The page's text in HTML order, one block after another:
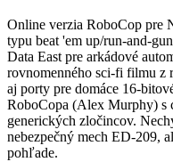
Online verzia RoboCop pre
typu beat 'em up/run-and-
Data East pre arkádové
rovnomenného sci-fi filmu z
aj porty pre domáce 16-
RoboCopa (Alex Murphy) s
generických zločincov.
nebezpečný mech ED-209,
pohľade.